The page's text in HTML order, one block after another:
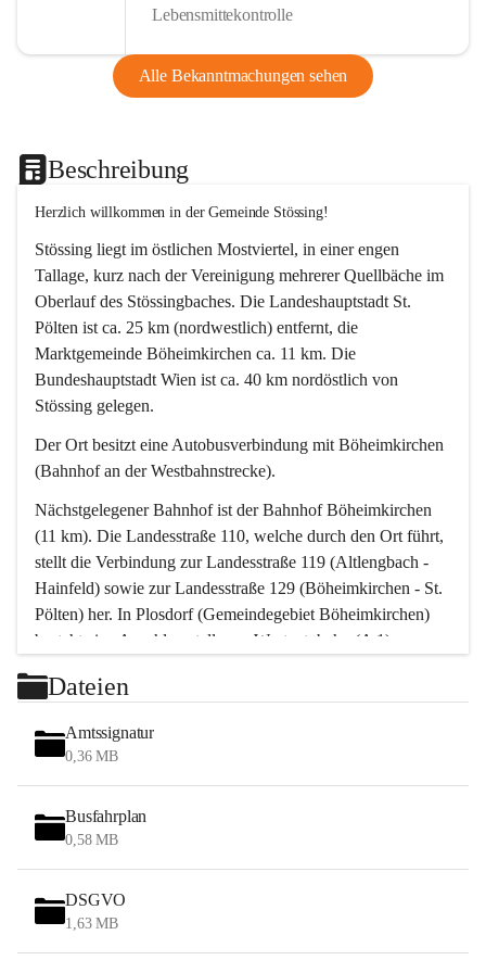
Lebensmittekontrolle
Alle Bekanntmachungen sehen
Beschreibung
Herzlich willkommen in der Gemeinde Stössing!
Stössing liegt im östlichen Mostviertel, in einer engen
Tallage, kurz nach der Vereinigung mehrerer Quellbäche im
Oberlauf des Stössingbaches. Die Landeshauptstadt St.
Pölten ist ca. 25 km (nordwestlich) entfernt, die
Marktgemeinde Böheimkirchen ca. 11 km. Die
Bundeshauptstadt Wien ist ca. 40 km nordöstlich von
Stössing gelegen.
Der Ort besitzt eine Autobusverbindung mit Böheimkirchen
(Bahnhof an der Westbahnstrecke).
Nächstgelegener Bahnhof ist der Bahnhof Böheimkirchen
(11 km). Die Landesstraße 110, welche durch den Ort führt,
stellt die Verbindung zur Landesstraße 119 (Altlengbach -
Hainfeld) sowie zur Landesstraße 129 (Böheimkirchen - St.
Pölten) her. In Plosdorf (Gemeindegebiet Böheimkirchen)
besteht eine Anschlussstelle zur Westautobahn (A 1).
Wien erreicht man in ca. 45 Minuten.
Stössing zählt noch zum Naherholungsraum Wien sowie
zum Naherholungsraum St. Pölten. Viele Bauernhöfe hatten
„ihre Wiener“. Seit 1960 bauten viele Wiener
Wochenendhäuser im Gemeindegebiet. Wegen des
waldreichen Jagdgebietes haben viele Jagdpächter ihre
Das Wandern ist aus touristischer Sicht die bedeutendste
Tätigkeit. Das hügelige Gebiet mit Wanderwegen durch
Wiesen, Wälder und Obstkulturen lädt dazu ein. Gefördert
Dateien
Amtssignatur
0,36 MB
Busfahrplan
0,58 MB
DSGVO
1,63 MB